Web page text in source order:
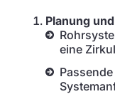
Planung
eine